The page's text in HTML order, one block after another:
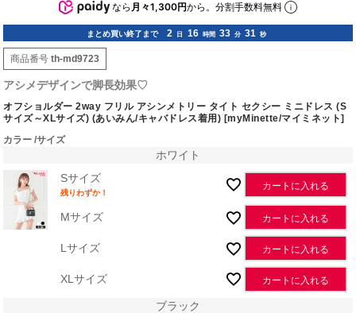
なら 月々1,300円から。分割手数料無料
まとめ買い終了まで 2 日 16 時間 33 分 30 秒
商品番号 th-md9723
アシメデザインで脚長効果♡
オフショルダー 2way フリル アシンメトリー タイト セクシー ミニドレス (S
サイズ～XLサイズ) (あいみん/キャバドレス着用) [myMinette/マイミネット]
カラー サイズ
ホワイト
Sサイズ
残りわずか！
カートに入れる
Mサイズ カートに入れる
Lサイズ カートに入れる
XLサイズ カートに入れる
ブラック